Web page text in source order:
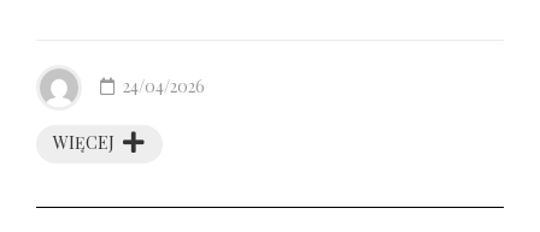
WIĘCEJ
24/04/2026